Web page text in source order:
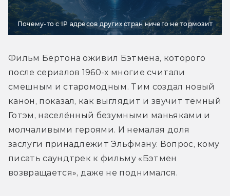
Почему-то с IP адресов других стран ничего не тормозит
Фильм Бёртона оживил Бэтмена, которого
после сериалов 1960-х многие считали
смешным и старомодным. Тим создал новый
канон, показал, как выглядит и звучит тёмный
Готэм, населённый безумными маньяками и
молчаливыми героями. И немалая доля
заслуги принадлежит Эльфману. Вопрос, кому
писать саундтрек к фильму «Бэтмен
возвращается», даже не поднимался.